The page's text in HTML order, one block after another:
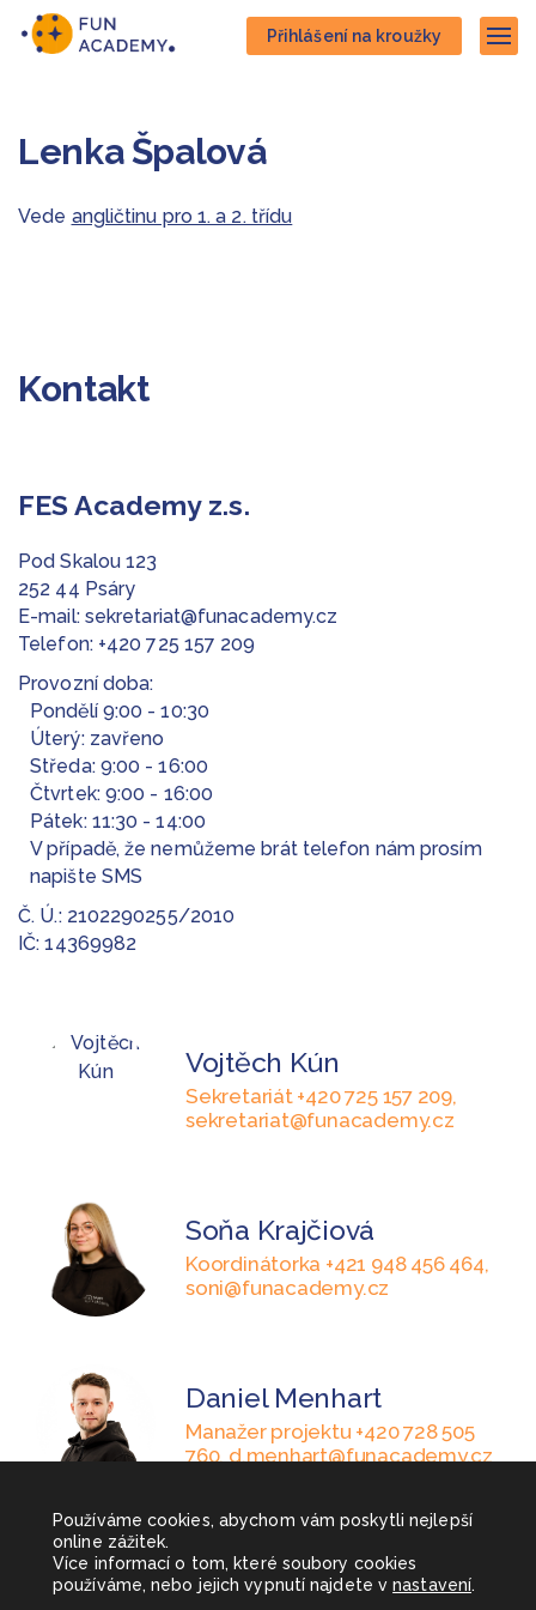
Přejít
na
Přejít
na
Přihlášení na kroužky
Lenka Špalová
Vede angličtinu pro 1. a 2. třídu
Kontakt
FES Academy z.s.
Pod Skalou 123
252 44 Psáry
E-mail: sekretariat@funacademy.cz
Telefon: +420 725 157 209
Provozní doba:
Pondělí 9:00 - 10:30
Úterý: zavřeno
Středa: 9:00 - 16:00
Čtvrtek: 9:00 - 16:00
Pátek: 11:30 - 14:00
V případě, že nemůžeme brát telefon nám prosím
napište SMS
Č. Ú.: 2102290255/2010
IČ: 14369982
Vojtěch Kún
Sekretariát +420 725 157 209,
sekretariat@funacademy.cz
Soňa Krajčiová
Koordinátorka +421 948 456 464,
soni@funacademy.cz
Daniel Menhart
Manažer projektu +420 728 505
760, d.menhart@funacademy.cz
Používáme cookies, abychom vám poskytli nejlepší
online zážitek.
Více informací o tom, které soubory cookies
používáme, nebo jejich vypnutí najdete vnastavení.